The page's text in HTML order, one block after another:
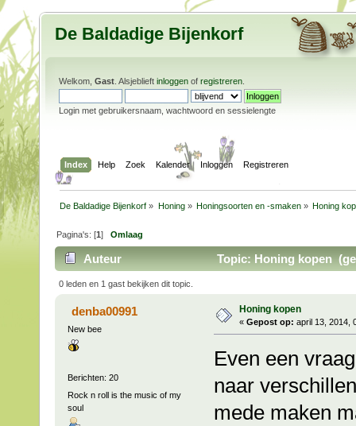
De Baldadige Bijenkorf
Welkom, Gast . Alsjeblieft inloggen of registreren
Login met gebruikersnaam, wachtwoord en sessielengte
Index Help Zoek Kalender Inloggen Registreren
De Baldadige Bijenkorf » Honing» Honingsoorten en -smaken» Honing
Pagina's: [1]Omlaag
Auteur Topic: Honing kopen
0 leden en 1 gast bekijken dit topic.
denba00991
New bee
Berichten: 20
Rock n roll is the music of my
soul
Honing kopen
« Gepost op: april 13, 2014,
Even een
naar
mede maken